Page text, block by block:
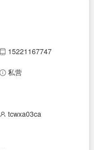
15221167747
私营
tcwxa03ca